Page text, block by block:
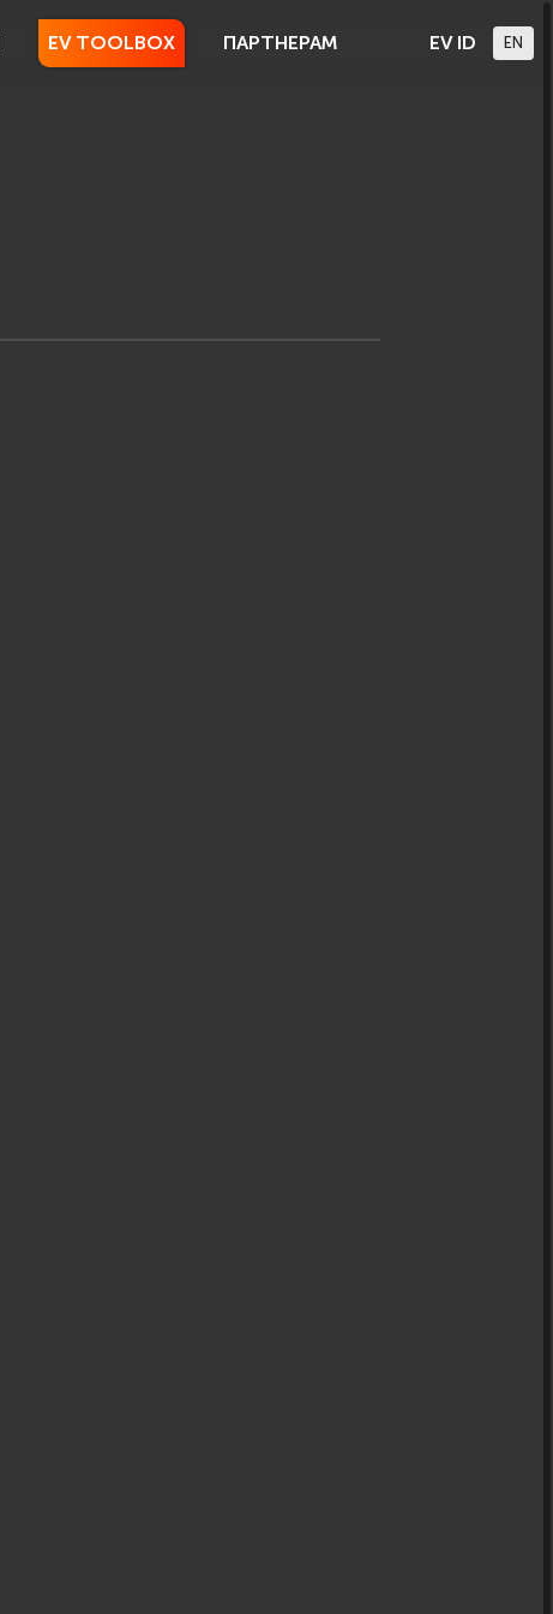
EV TOOLBOX ПАРТНЕРАМ EV ID EN